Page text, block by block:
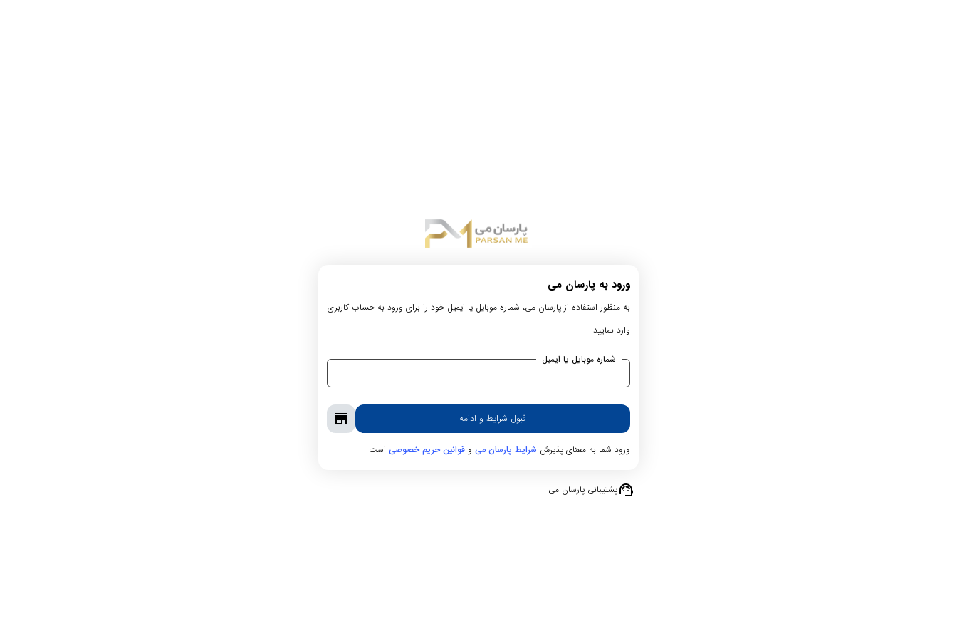
ورود به پارسان می
به منظور استفاده از پارسان می، شماره موبایل یا ایمیل خود را برای ورود به حساب کاربری
وارد نمایید
شماره موبایل یا ایمیل
قبول شرایط و ادامه store
ورود شما به معنای پذیرش شرایط پارسان می و قوانین حریم‌ خصوصی است
support_agentپشتیبانی پارسان می